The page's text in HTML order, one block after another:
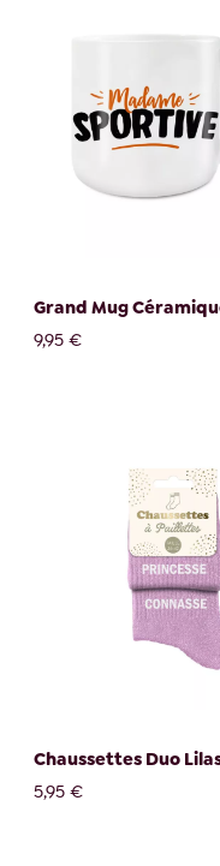
Grand Mug
9,95 €
Chaussettes Duo
5,95 €